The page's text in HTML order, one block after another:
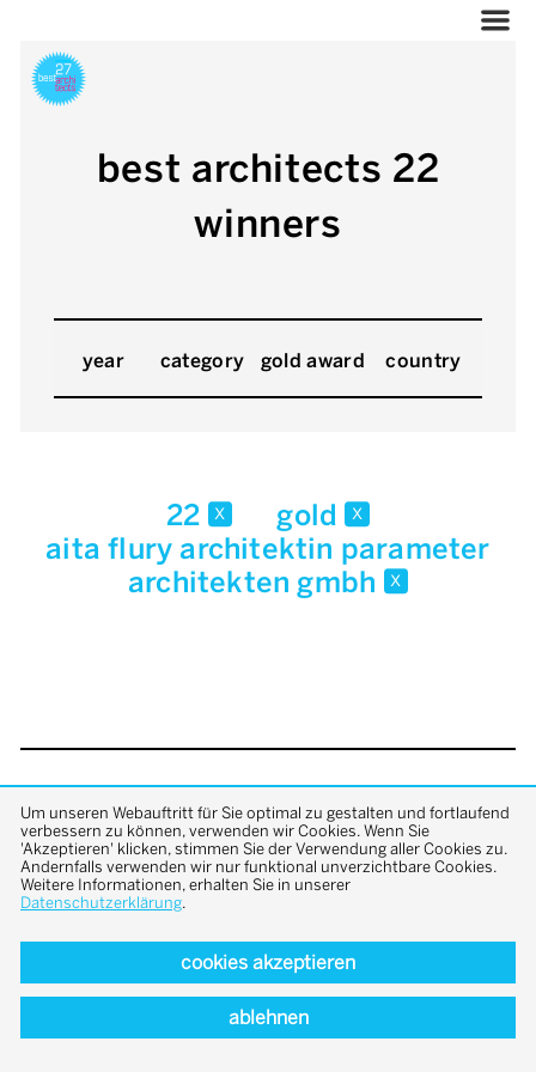
best architects 22
winners
year category gold award country
22 x gold x
aita flury architektin parameter
architekten gmbh x
back to top
Um unseren Webauftritt für Sie optimal zu gestalten und fortlaufend
verbessern zu können, verwenden wir Cookies. Wenn Sie
'Akzeptieren' klicken, stimmen Sie der Verwendung aller Cookies zu.
Andernfalls verwenden wir nur funktional unverzichtbare Cookies.
Weitere Informationen, erhalten Sie in unserer
Datenschutzerklärung.
cookies akzeptieren
ablehnen